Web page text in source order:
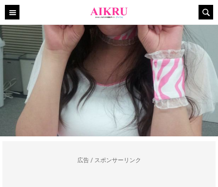
広告 / スポンサーリンク